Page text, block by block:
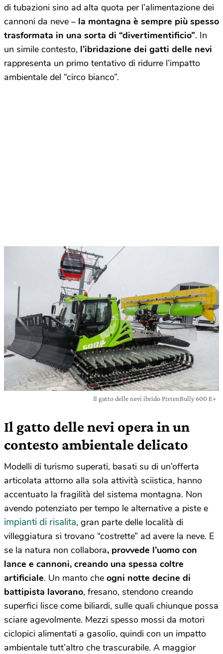
di tubazioni sino ad alta quota per l’alimentazione dei
cannoni da neve – la montagna è sempre più spesso
trasformata in una sorta di “divertimentificio”. In
un simile contesto, l’ibridazione dei gatti delle nevi
rappresenta un primo tentativo di ridurre l’impatto
ambientale del “circo bianco”.
Il gatto delle nevi ibrido PistenBully 600 E+
Il gatto delle nevi opera in un
contesto ambientale delicato
Modelli di turismo superati, basati su di un’offerta
articolata attorno alla sola attività sciistica, hanno
accentuato la fragilità del sistema montagna. Non
avendo potenziato per tempo le alternative a piste e
impianti di risalita, gran parte delle località di
villeggiatura si trovano “costrette” ad avere la neve. E
se la natura non collabora, provvede l’uomo con
lance e cannoni, creando una spessa coltre
artificiale. Un manto che ogni notte decine di
battipista lavorano, fresano, stendono creando
superfici lisce come biliardi, sulle quali chiunque possa
sciare agevolmente. Mezzi spesso mossi da motori
ciclopici alimentati a gasolio, quindi con un impatto
ambientale tutt’altro che trascurabile. A maggior